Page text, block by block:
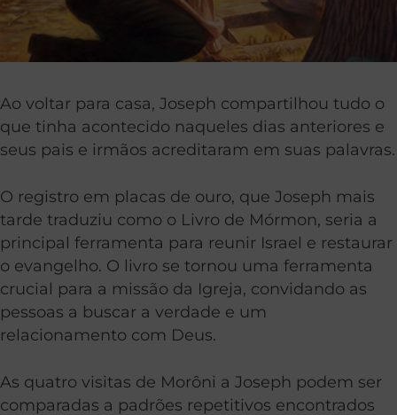
Ao voltar para casa, Joseph compartilhou tudo o
que tinha acontecido naqueles dias anteriores e
seus pais e irmãos acreditaram em suas palavras.
O registro em placas de ouro, que Joseph mais
tarde traduziu como o Livro de Mórmon, seria a
principal ferramenta para reunir Israel e restaurar
o evangelho. O livro se tornou uma ferramenta
crucial para a missão da Igreja, convidando as
pessoas a buscar a verdade e um
relacionamento com Deus.
As quatro visitas de Morôni a Joseph podem ser
comparadas a padrões repetitivos encontrados